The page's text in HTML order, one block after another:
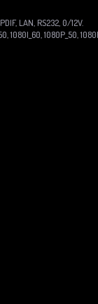
LAN, RS232, 0/12V.
1080I_60, 1080P_50,